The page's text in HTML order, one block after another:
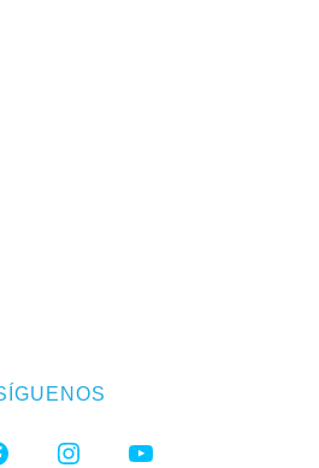
INSTAGRAMYOUTUBE